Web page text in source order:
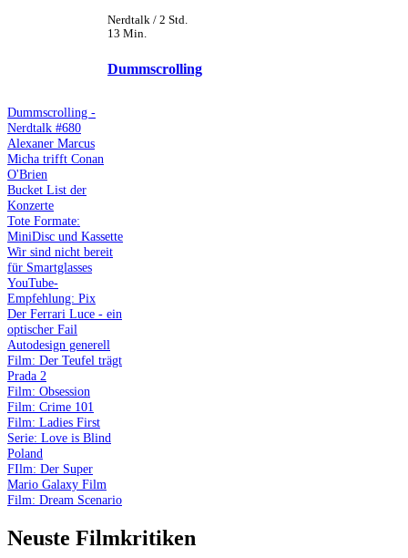
Nerdtalk / 2 Std.
13 Min.
Dummscrolling
Dummscrolling -
Nerdtalk #680
Alexaner Marcus
Micha trifft Conan
O'Brien
Bucket List der
Konzerte
Tote Formate:
MiniDisc und Kassette
Wir sind nicht bereit
für Smartglasses
YouTube-
Empfehlung: Pix
Der Ferrari Luce - ein
optischer Fail
Autodesign generell
Film: Der Teufel trägt
Prada 2
Film: Obsession
Film: Crime 101
Film: Ladies First
Serie: Love is Blind
Poland
FIlm: Der Super
Mario Galaxy Film
Film: Dream Scenario
Neuste Filmkritiken